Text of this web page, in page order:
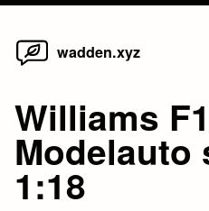
Skip
wadden.xyz
Williams
Modelauto
1:18